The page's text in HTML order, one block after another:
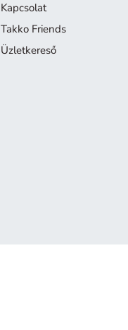
Kapcsolat
Takko Friends
Üzletkereső